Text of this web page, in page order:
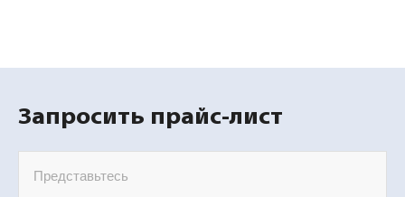
Запросить прайс-лист